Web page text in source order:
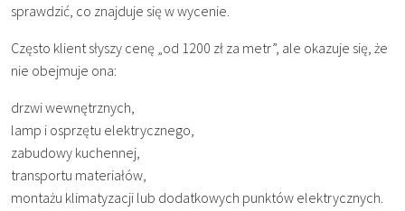
sprawdzić, co znajduje się w wycenie.
Często klient słyszy cenę „od 1200 zł za metr”, ale okazuje się, że
nie obejmuje ona:
drzwi wewnętrznych,
lamp i osprzętu elektrycznego,
zabudowy kuchennej,
transportu materiałów,
montażu klimatyzacji lub dodatkowych punktów elektrycznych.